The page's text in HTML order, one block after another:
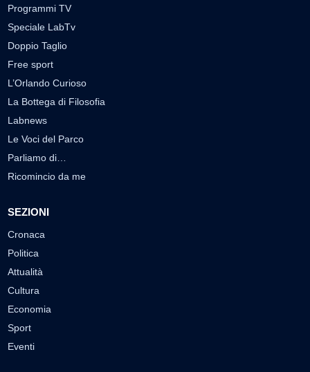
Programmi TV
Speciale LabTv
Doppio Taglio
Free sport
L’Orlando Curioso
La Bottega di Filosofia
Labnews
Le Voci del Parco
Parliamo di…
Ricomincio da me
SEZIONI
Cronaca
Politica
Attualità
Cultura
Economia
Sport
Eventi